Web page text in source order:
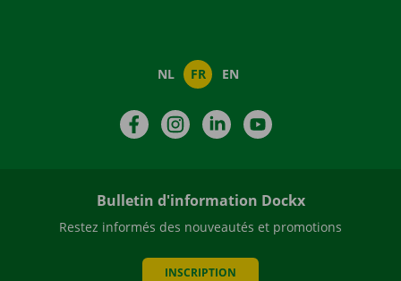
NL FR EN
FacebookInstagramLinkedIn
Bulletin d'information Dockx
Restez informés des nouveautés et promotions
INSCRIPTION